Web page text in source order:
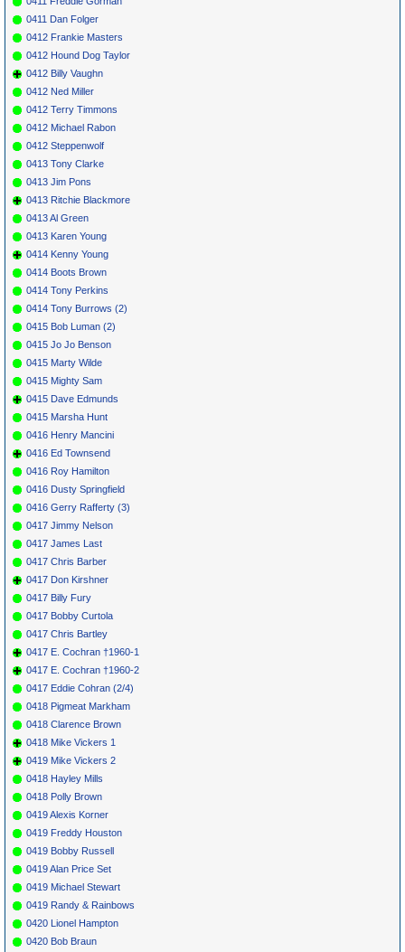
0411 Dan Folger
0412 Frankie Masters
0412 Hound Dog Taylor
0412 Billy Vaughn
0412 Ned Miller
0412 Terry Timmons
0412 Michael Rabon
0412 Steppenwolf
0413 Tony Clarke
0413 Jim Pons
0413 Ritchie Blackmore
0413 Al Green
0413 Karen Young
0414 Kenny Young
0414 Boots Brown
0414 Tony Perkins
0414 Tony Burrows (2)
0415 Bob Luman (2)
0415 Jo Jo Benson
0415 Marty Wilde
0415 Mighty Sam
0415 Dave Edmunds
0415 Marsha Hunt
0416 Henry Mancini
0416 Ed Townsend
0416 Roy Hamilton
0416 Dusty Springfield
0416 Gerry Rafferty (3)
0417 Jimmy Nelson
0417 James Last
0417 Chris Barber
0417 Don Kirshner
0417 Billy Fury
0417 Bobby Curtola
0417 Chris Bartley
0417 E. Cochran †1960-1
0417 E. Cochran †1960-2
0417 Eddie Cohran (2/4)
0418 Pigmeat Markham
0418 Clarence Brown
0418 Mike Vickers 1
0419 Mike Vickers 2
0418 Hayley Mills
0418 Polly Brown
0419 Alexis Korner
0419 Freddy Houston
0419 Bobby Russell
0419 Alan Price Set
0419 Michael Stewart
0419 Randy & Rainbows
0420 Lionel Hampton
0420 Bob Braun